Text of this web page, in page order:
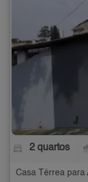
2 quartos
Casa Térrea para